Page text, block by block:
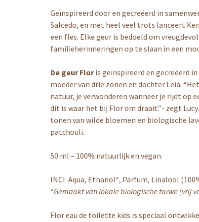
Geïnspireerd door en gecreëerd in
Salcedo, en met heel veel trots lanceert
een fles. Elke geur is bedoeld om
familieherinneringen op te slaan in een
De geur Floris geïnspireerd en gecreëerd in
moeder van drie zonen en dochter Leia.
natuur, je verwonderen wanneer je rijdt op
dit is waar het bij Flor om draait.”- zegt
tonen van wilde bloemen en biologische
patchouli.
50 ml – 100% natuurlijk en vegan.
INCI: Aqua, Ethanol*, Parfum, Linalool
*Gemaakt van lokale biologische tarwe (vrij
Flor eau de toilette kids is speciaal